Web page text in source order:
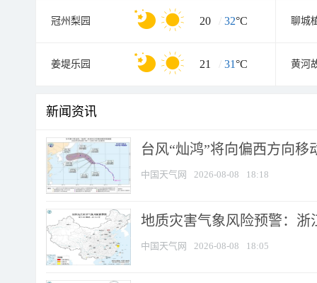
冠州梨园 20 / 32°C 聊城
姜堤乐园 21 / 31°C
新闻资讯
台风“灿鸿”将向偏西方向移
中国天气网 2026-08-08 18:18
地质灾害气象风险预警：
中国天气网 2026-08-08 18:05